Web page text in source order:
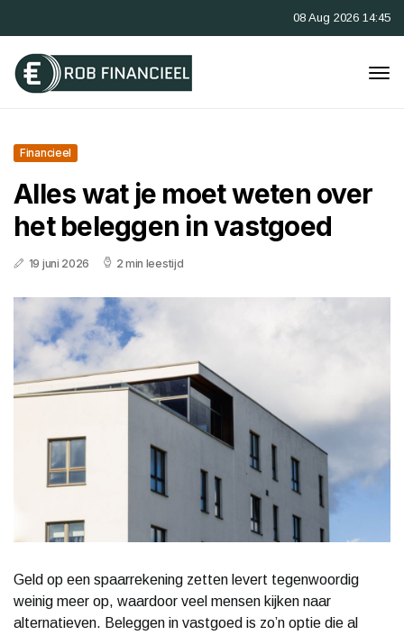
08 Aug 2026 14:45
Financieel
Alles wat je moet weten over
het beleggen in vastgoed
19 juni 2026 2 min leestijd
Geld op een spaarrekening zetten levert tegenwoordig
weinig meer op, waardoor veel mensen kijken naar
alternatieven. Beleggen in vastgoed is zo’n optie die al